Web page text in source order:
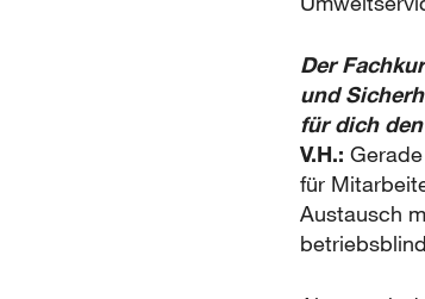
Der
und
für dich
V.H.:
für
Austausch